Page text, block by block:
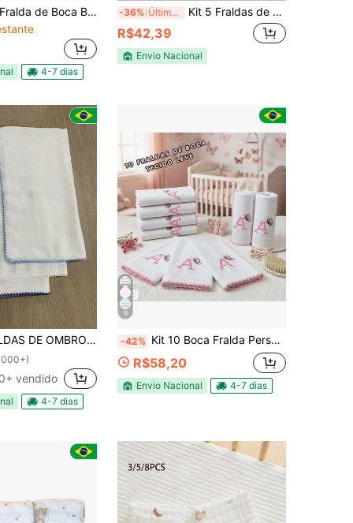
Fralda de Boca Bebê 32x32cm com 3 unidades 100% Algodão Ultra Macio Coleção Baby Nice Envio Imediato
4-7 dias
-36% Últimos 3 dias Kit 5 Fraldas de Pano Bordadas Grande 70x70cm Tecido Duplo 100% Algodão Enxoval Menino
R$42,39
Envio Nacional
COM 3 PEÇAS 70x70 CADA COM BICO DE PICUETA 100% ALGODÃO
vendido
4-7 dias
9
-42% Kit 10 Boca Fralda Personalizada Com Inicial Do Nome Do Bebe Menino Menina Infantil Hipoalergênico Bordado 100% algodão Macio
R$58,20
Envio Nacional 4-7 dias